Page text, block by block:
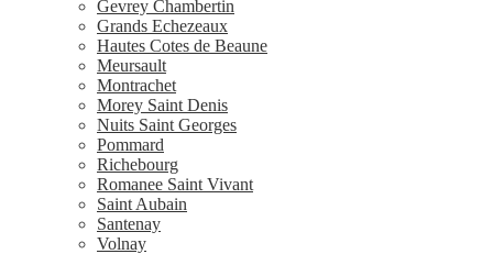
Gevrey Chambertin
Grands Echezeaux
Hautes Cotes de Beaune
Meursault
Montrachet
Morey Saint Denis
Nuits Saint Georges
Pommard
Richebourg
Romanee Saint Vivant
Saint Aubain
Santenay
Volnay